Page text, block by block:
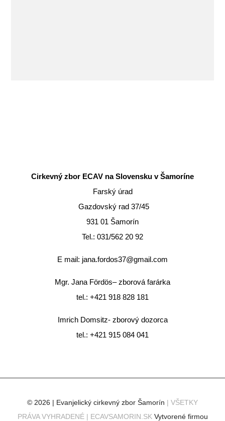
Cirkevný zbor ECAV na Slovensku v Šamoríne
Farský úrad
Gazdovský rad 37/45
931 01 Šamorín
Tel.: 031/562 20 92
E mail: jana.fordos37@gmail.com
Mgr. Jana Fördös– zborová farárka
tel.: +421 918 828 181
Imrich Domsitz- zborový dozorca
tel.: +421 915 084 041
© 2026 | Evanjelický cirkevný zbor Šamorín | VŠETKY
PRÁVA VYHRADENÉ | ECAVSAMORIN.SK Vytvorené firmou